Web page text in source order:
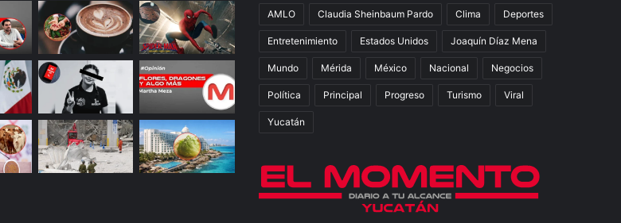
AMLO Claudia Sheinbaum Pardo Clima Deportes
Entretenimiento Estados Unidos Joaquín Díaz Mena
Mundo Mérida México Nacional Negocios
Política Principal Progreso Turismo Viral
Yucatán